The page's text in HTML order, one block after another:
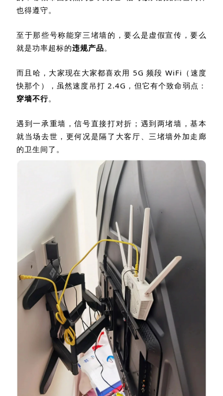
也得遵守。
至于那些号称能穿三堵墙的，要么是虚假宣传，要么
就是功率超标的违规产品。
而且哈，大家现在大家都喜欢用 5G频段 WiFi （速度
快那个），虽然速度吊打 2.4G ，但它有个致命弱点：
穿墙不行。
遇到一承重墙，信号直接打对折；遇到两堵墙，基本
就当场去世，更何况是隔了大客厅、三堵墙外加走廊
的卫生间了。